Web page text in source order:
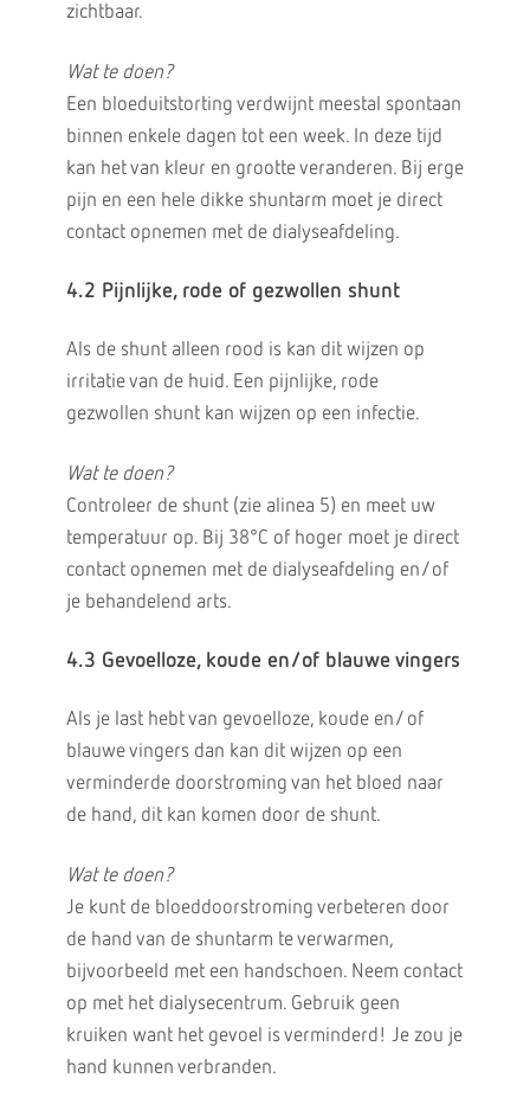
zichtbaar.
Wat te doen?
Een bloeduitstorting verdwijnt meestal spontaan
binnen enkele dagen tot een week. In deze tijd
kan het van kleur en grootte veranderen. Bij erge
pijn en een hele dikke shuntarm moet je direct
contact opnemen met de dialyseafdeling.
4.2 Pijnlijke, rode of gezwollen shunt
Als de shunt alleen rood is kan dit wijzen op
irritatie van de huid. Een pijnlijke, rode
gezwollen shunt kan wijzen op een infectie.
Wat te doen?
Controleer de shunt (zie alinea 5) en meet uw
temperatuur op. Bij 38°C of hoger moet je direct
contact opnemen met de dialyseafdeling en/of
je behandelend arts.
4.3 Gevoelloze, koude en/of blauwe vingers
Als je last hebt van gevoelloze, koude en/ of
blauwe vingers dan kan dit wijzen op een
verminderde doorstroming van het bloed naar
de hand, dit kan komen door de shunt.
Wat te doen?
Je kunt de bloeddoorstroming verbeteren door
de hand van de shuntarm te verwarmen,
bijvoorbeeld met een handschoen. Neem contact
op met het dialysecentrum. Gebruik geen
kruiken want het gevoel is verminderd! Je zou je
hand kunnen verbranden.